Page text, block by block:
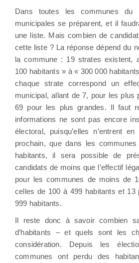
Dans toutes les communes du
municipales se préparent, et il
une liste. Mais combien de
cette liste ? La réponse dépend du
la commune : 19 strates existent,
100 habitants » à « 300 000
chaque strate correspond un
municipal, allant de 7, pour les plus
69 pour les plus grandes. Il faut
informations ne sont pas encore
électoral, puisqu’elles n’entrent
prochain, que dans les
habitants, il sera possible de
candidats de moins que l’effectif
pour les communes de moins de
celles de 100 à 499 habitants et 13
999 habitants.
Il reste donc à savoir combien
d’habitants – et quels sont les
considération. Depuis les
communes ont perdu des